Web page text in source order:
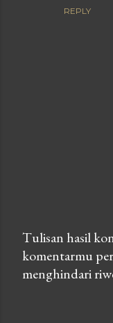
REPLY
P
o
Tulisan hasil
komentarmu
menghindari